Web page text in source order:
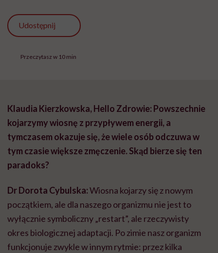
Udostępnij
Przeczytasz w 10 min
Klaudia Kierzkowska, Hello Zdrowie: Powszechnie
kojarzymy wiosnę z przypływem energii, a
tymczasem okazuje się, że wiele osób odczuwa w
tym czasie większe zmęczenie. Skąd bierze się ten
paradoks?
Dr Dorota Cybulska:Wiosna kojarzy się z nowym
początkiem, ale dla naszego organizmu nie jest to
wyłącznie symboliczny „restart”, ale rzeczywisty
okres biologicznej adaptacji. Po zimie nasz organizm
funkcjonuje zwykle w innym rytmie: przez kilka